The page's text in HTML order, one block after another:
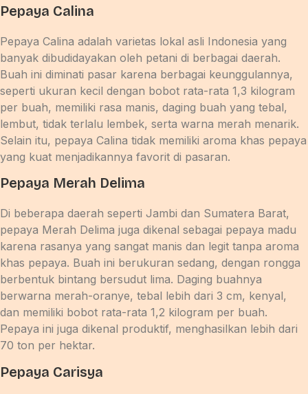
Pepaya Calina
Pepaya Calina adalah varietas lokal asli Indonesia yang
banyak dibudidayakan oleh petani di berbagai daerah.
Buah ini diminati pasar karena berbagai keunggulannya,
seperti ukuran kecil dengan bobot rata-rata 1,3 kilogram
per buah, memiliki rasa manis, daging buah yang tebal,
lembut, tidak terlalu lembek, serta warna merah menarik.
Selain itu, pepaya Calina tidak memiliki aroma khas pepaya
yang kuat menjadikannya favorit di pasaran.
Pepaya Merah Delima
Di beberapa daerah seperti Jambi dan Sumatera Barat,
pepaya Merah Delima juga dikenal sebagai pepaya madu
karena rasanya yang sangat manis dan legit tanpa aroma
khas pepaya. Buah ini berukuran sedang, dengan rongga
berbentuk bintang bersudut lima. Daging buahnya
berwarna merah-oranye, tebal lebih dari 3 cm, kenyal,
dan memiliki bobot rata-rata 1,2 kilogram per buah.
Pepaya ini juga dikenal produktif, menghasilkan lebih dari
70 ton per hektar.
Pepaya Carisya